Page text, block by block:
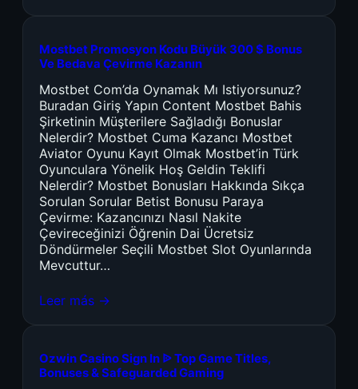
Mostbet Promosyon Kodu Büyük 300 $ Bonus
Ve Bedava Çevirme Kazanın
Mostbet Com’da Oynamak Mı Istiyorsunuz?
Buradan Giriş Yapın Content Mostbet Bahis
Şirketinin Müşterilere Sağladığı Bonuslar
Nelerdir? Mostbet Cuma Kazancı Mostbet
Aviator Oyunu Kayıt Olmak Mostbet’in Türk
Oyunculara Yönelik Hoş Geldin Teklifi
Nelerdir? Mostbet Bonusları Hakkında Sıkça
Sorulan Sorular Betist Bonusu Paraya
Çevirme: Kazancınızı Nasıl Nakite
Çevireceğinizi Öğrenin Dai Ücretsiz
Döndürmeler Seçili Mostbet Slot Oyunlarında
Mevcuttur…
Leer más →
Ozwin Casino Sign In ᐉ Top Game Titles,
Bonuses & Safeguarded Gaming